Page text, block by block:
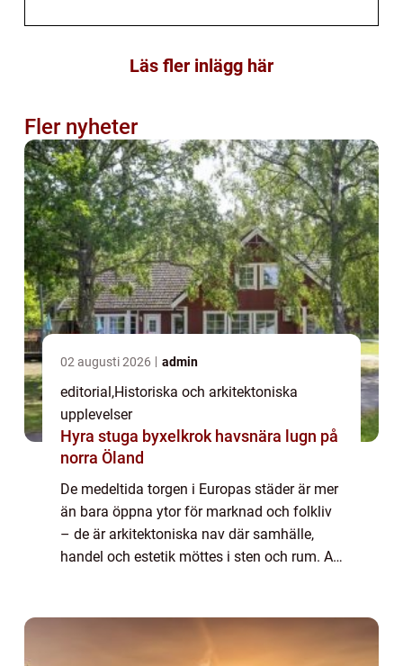
Läs fler inlägg här
Fler nyheter
02 augusti 2026 admin
editorial,Historiska och arkitektoniska
upplevelser
Hyra stuga byxelkrok havsnära lugn på
norra Öland
De medeltida torgen i Europas städer är mer
än bara öppna ytor för marknad och folkliv
– de är arkitektoniska nav där samhälle,
handel och estetik möttes i sten och rum. Att